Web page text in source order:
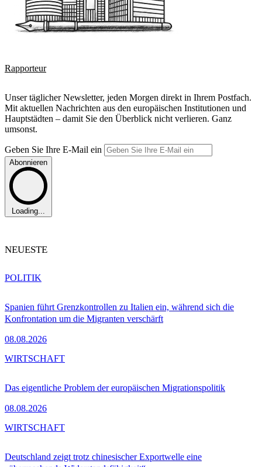
Rapporteur
Unser täglicher Newsletter, jeden Morgen direkt in Ihrem Postfach.
Mit aktuellen Nachrichten aus den europäischen Institutionen und
Hauptstädten – damit Sie den Überblick nicht verlieren. Ganz
umsonst.
Geben Sie Ihre E-Mail ein
Abonnieren
Loading...
NEUESTE
Spanien führt Grenzkontrollen zu Italien ein, während sich die
Konfrontation um die Migranten verschärft
08.08.2026
POLITIK
Das eigentliche Problem der europäischen Migrationspolitik
08.08.2026
WIRTSCHAFT
Deutschland zeigt trotz chinesischer Exportwelle eine
WIRTSCHAFT